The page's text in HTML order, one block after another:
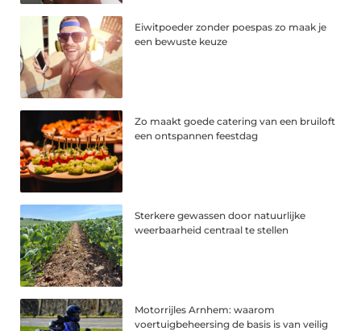
Eiwitpoeder zonder poespas zo maak je
een bewuste keuze
Zo maakt goede catering van een bruiloft
een ontspannen feestdag
Sterkere gewassen door natuurlijke
weerbaarheid centraal te stellen
Motorrijles Arnhem: waarom
voertuigbeheersing de basis is van veilig